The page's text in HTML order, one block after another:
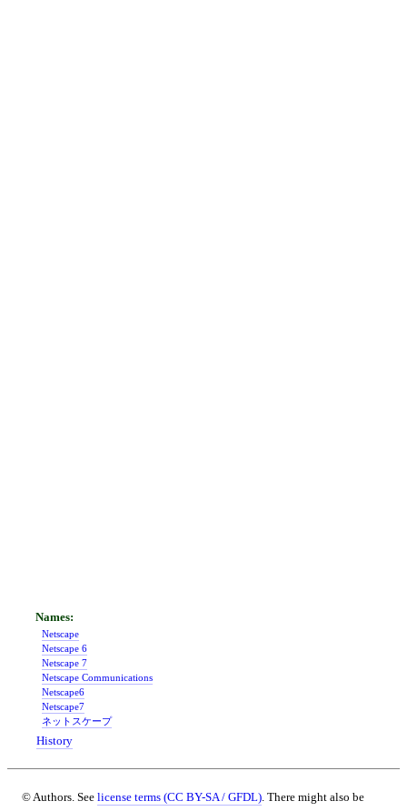
Netscape
Netscape 6
Netscape 7
Netscape Communications
Netscape6
Netscape7
ネットスケープ
History
© Authors. See license terms (CC BY-SA / GFDL) . There might also be